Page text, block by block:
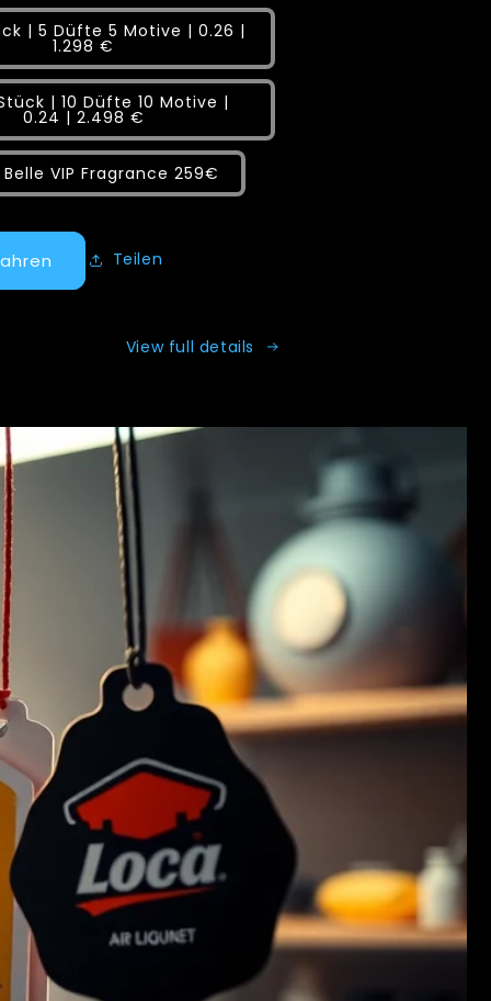
| 5 Düfte 5 Motive | 0.26 |
1.298 €
| 10 Düfte 10 Motive |
0.24 | 2.498 €
Belle VIP Fragrance 259€
Teilen
View full details